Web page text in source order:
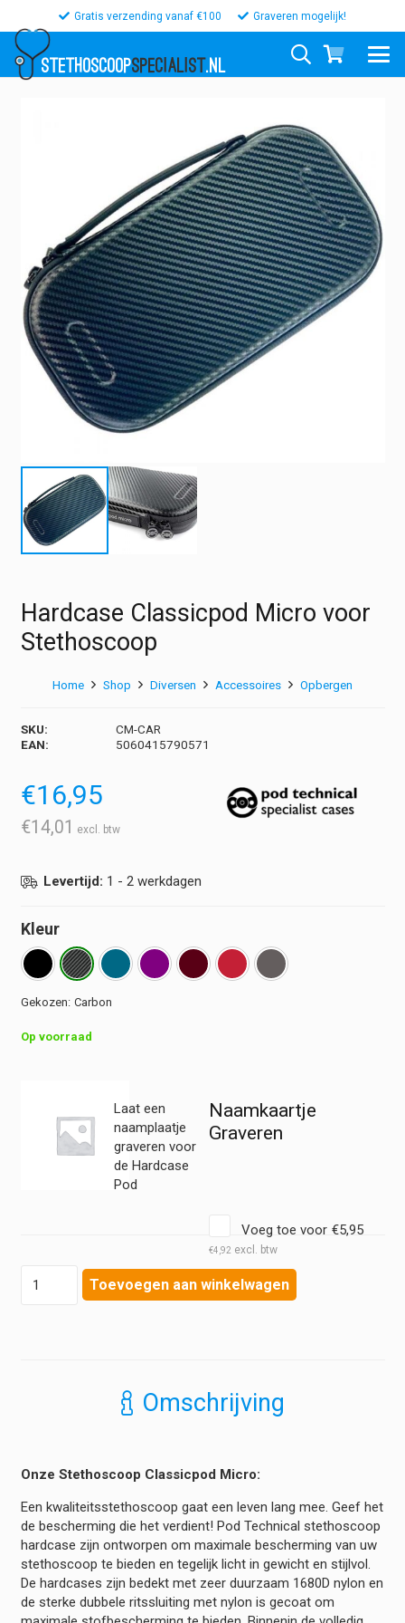
Gratis verzending vanaf €100 Graveren mogelijk!
STETHOSCOOPSPECIALIST.NL
Hardcase Classicpod Micro voor
Stethoscoop
Home Shop Diversen Accessoires Opbergen
SKU:
CM-CAR
EAN:
5060415790571
€16,95
€14,01
Levertijd: 1 - 2 werkdagen
Kleur
Carbon
Op voorraad
Naamkaartje
Graveren
Laat een
naamplaatje
graveren voor
de Hardcase
Pod
Voeg toe voor €5,95
€4,92
Classicpod
Toevoegen aan winkelwagen
Omschrijving
Onze Stethoscoop Classicpod Micro:
Een kwaliteitsstethoscoop gaat een leven lang mee. Geef het
de bescherming die het verdient! Pod Technical stethoscoop
hardcase zijn ontworpen om maximale bescherming van uw
stethoscoop te bieden en tegelijk licht in gewicht en stijlvol.
De hardcases zijn bedekt met zeer duurzaam 1680D nylon en
de sterke dubbele ritssluiting met nylon is gecoat om